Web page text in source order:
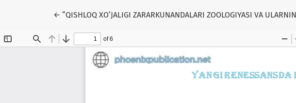
← Return to Article Details
“QISHLOQ XO‘JALIGI ZARARKUNANDALARI ZOOLOGIYASI VA